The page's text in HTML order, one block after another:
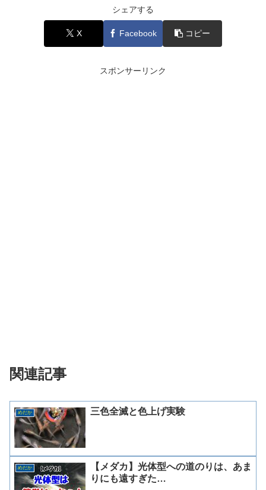
シェアする
X Facebook コピー
スポンサーリンク
関連記事
めだか 三色全滅と色上げ実験
めだか
【メダカ】光体型への道のりは、あま
りにも遠すぎた…